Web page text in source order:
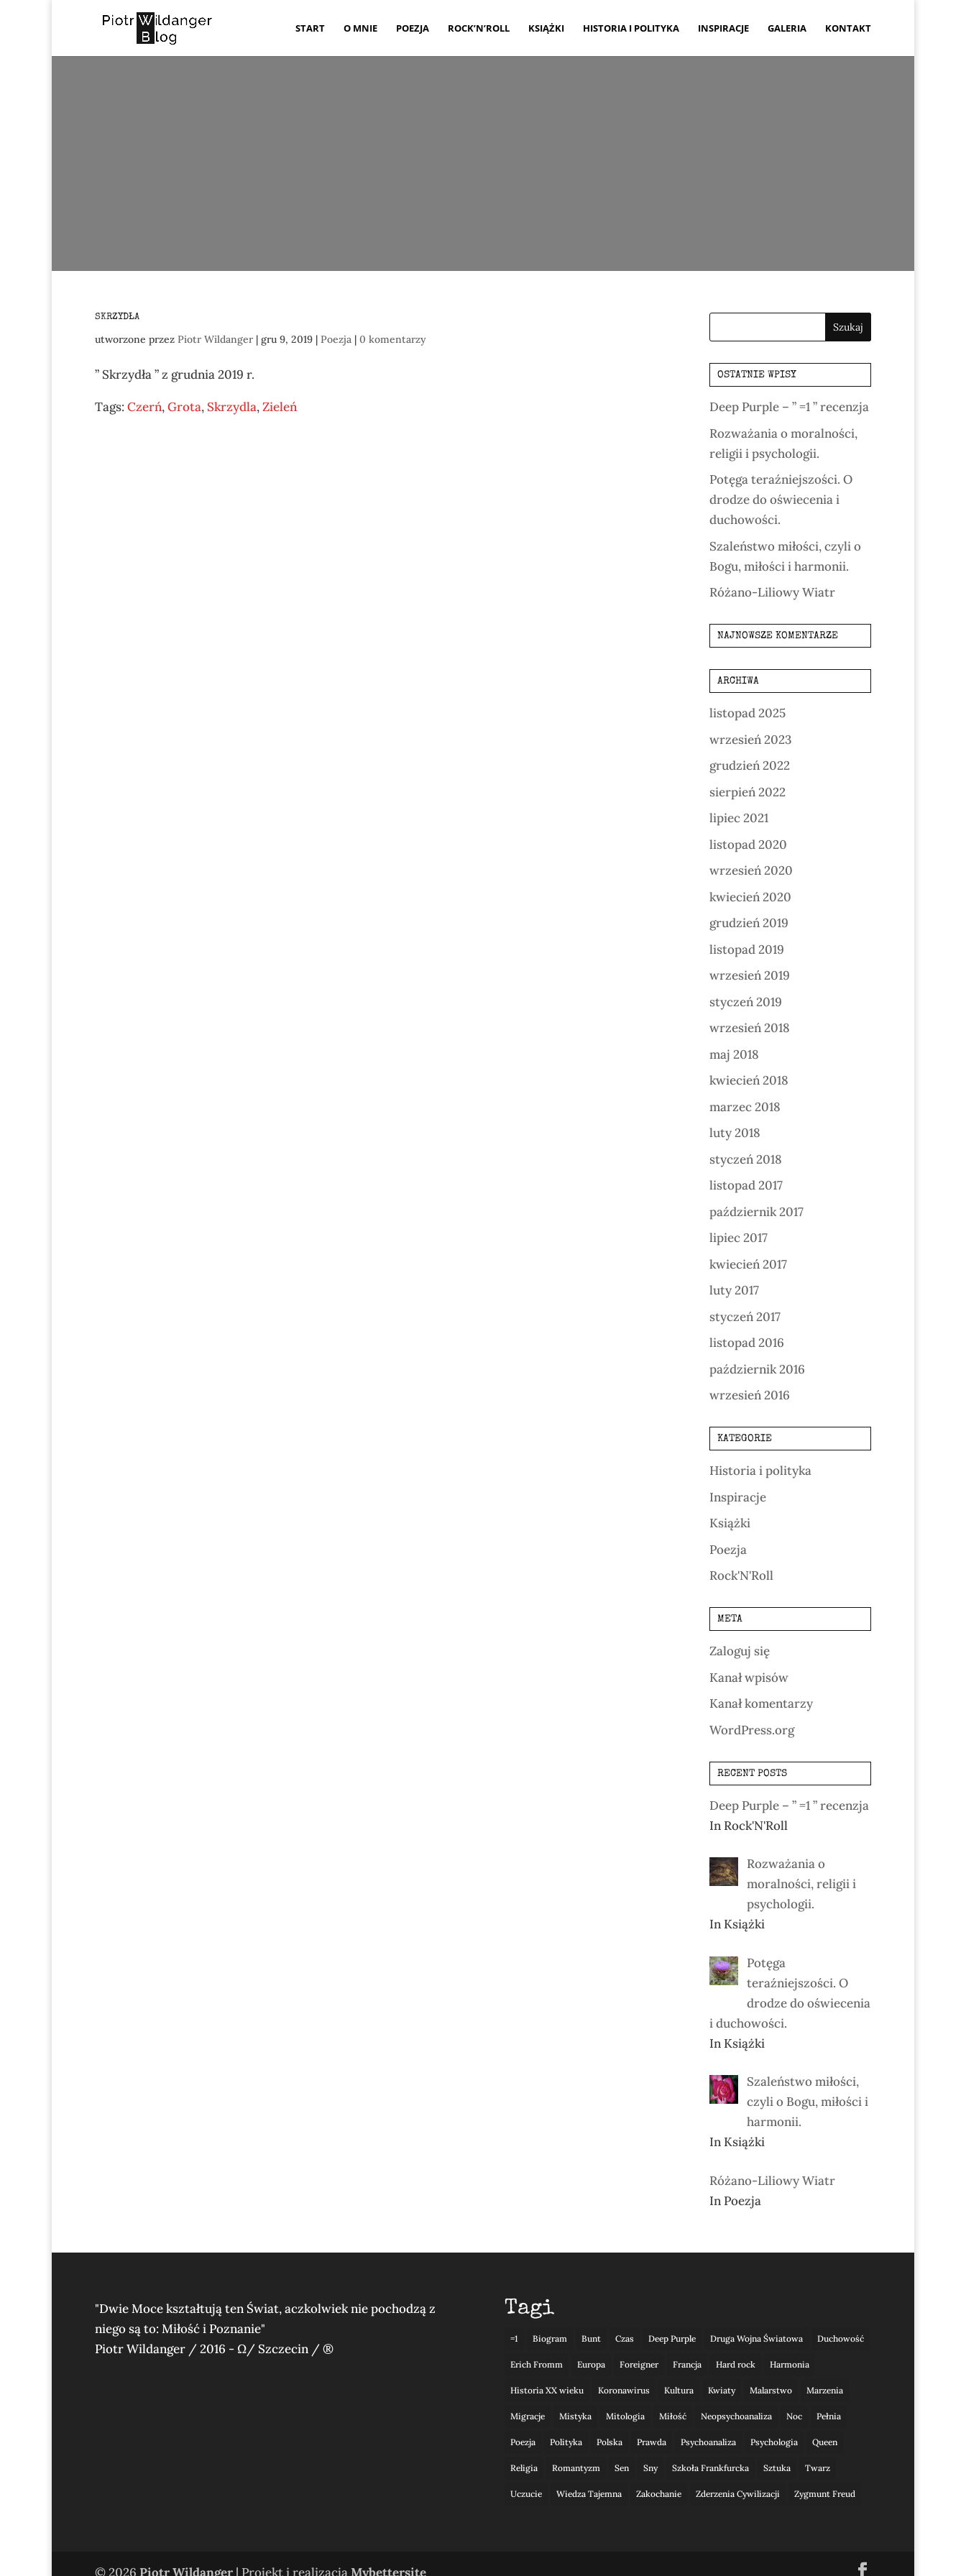
START O MNIE POEZJA ROCK’N’ROLL KSIĄŻKI HISTORIA I POLITYKA INSPIRACJE GALERIA KONTAKT
SKRZYDŁA
utworzone przez Piotr Wildanger | gru 9, 2019 | Poezja | 0 komentarzy
” Skrzydła ” z grudnia 2019 r.
Tags: Czerń,Grota, Skrzydla,Zieleń
OSTATNIE WPISY
Deep Purple – ” =1 ” recenzja
Rozważania o moralności,
religii i psychologii.
Potęga teraźniejszości. O
drodze do oświecenia i
duchowości.
Szaleństwo miłości, czyli o
Bogu, miłości i harmonii.
Różano-Liliowy Wiatr
NAJNOWSZE KOMENTARZE
ARCHIWA
listopad 2025
wrzesień 2023
grudzień 2022
sierpień 2022
lipiec 2021
listopad 2020
wrzesień 2020
kwiecień 2020
grudzień 2019
listopad 2019
wrzesień 2019
styczeń 2019
wrzesień 2018
maj 2018
kwiecień 2018
marzec 2018
luty 2018
styczeń 2018
listopad 2017
październik 2017
lipiec 2017
kwiecień 2017
luty 2017
styczeń 2017
listopad 2016
październik 2016
wrzesień 2016
KATEGORIE
Historia i polityka
Inspiracje
Książki
Poezja
Rock'N'Roll
META
Zaloguj się
Kanał wpisów
Kanał komentarzy
WordPress.org
RECENT POSTS
Deep Purple – ” =1 ” recenzja
In Rock'N'Roll
Rozważania o
moralności, religii i
psychologii.
In Książki
Potęga
teraźniejszości. O
drodze do oświecenia
i duchowości.
In Książki
Szaleństwo miłości,
czyli o Bogu, miłości i
harmonii.
In Książki
Różano-Liliowy Wiatr
In Poezja
"Dwie Moce kształtują ten Świat, aczkolwiek nie pochodzą z
niego są to: Miłość i Poznanie"
Piotr Wildanger / 2016 - Ω/ Szczecin / ®
Tagi
=1 Biogram Bunt Czas Deep Purple Druga Wojna Światowa Duchowość
Erich Fromm Europa Foreigner Francja Hard rock Harmonia
Historia XX wieku Koronawirus Kultura Kwiaty Malarstwo Marzenia
Migracje Mistyka Mitologia Miłość Neopsychoanaliza Noc Pełnia
Poezja Polityka Polska Prawda Psychoanaliza Psychologia Queen
Religia Romantyzm Sen Sny Szkoła Frankfurcka Sztuka Twarz
Uczucie Wiedza Tajemna Zakochanie Zderzenia Cywilizacji Zygmunt Freud
© 2026 Piotr Wildanger | Projekt i realizacja Mybettersite